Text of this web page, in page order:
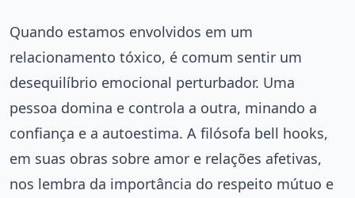
Quando estamos envolvidos em um
relacionamento tóxico, é comum sentir um
desequilíbrio emocional perturbador. Uma
pessoa domina e controla a outra, minando a
confiança e a autoestima. A filósofa bell hooks,
em suas obras sobre amor e relações afetivas,
nos lembra da importância do respeito mútuo e